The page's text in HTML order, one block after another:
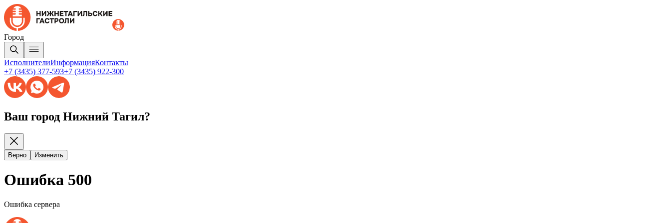
Город
ИсполнителиИнформацияКонтакты
+7 (3435) 377-593+7 (3435) 922-300
Ваш город Нижний Тагил?
Верно Изменить
Ошибка 500
Ошибка сервера